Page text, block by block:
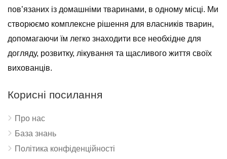
пов’язаних із домашніми тваринами, в одному місці. Ми
створюємо комплексне рішення для власників тварин,
допомагаючи їм легко знаходити все необхідне для
догляду, розвитку, лікування та щасливого життя своїх
вихованців.
Корисні посилання
Про нас
База знань
Політика конфіденційності